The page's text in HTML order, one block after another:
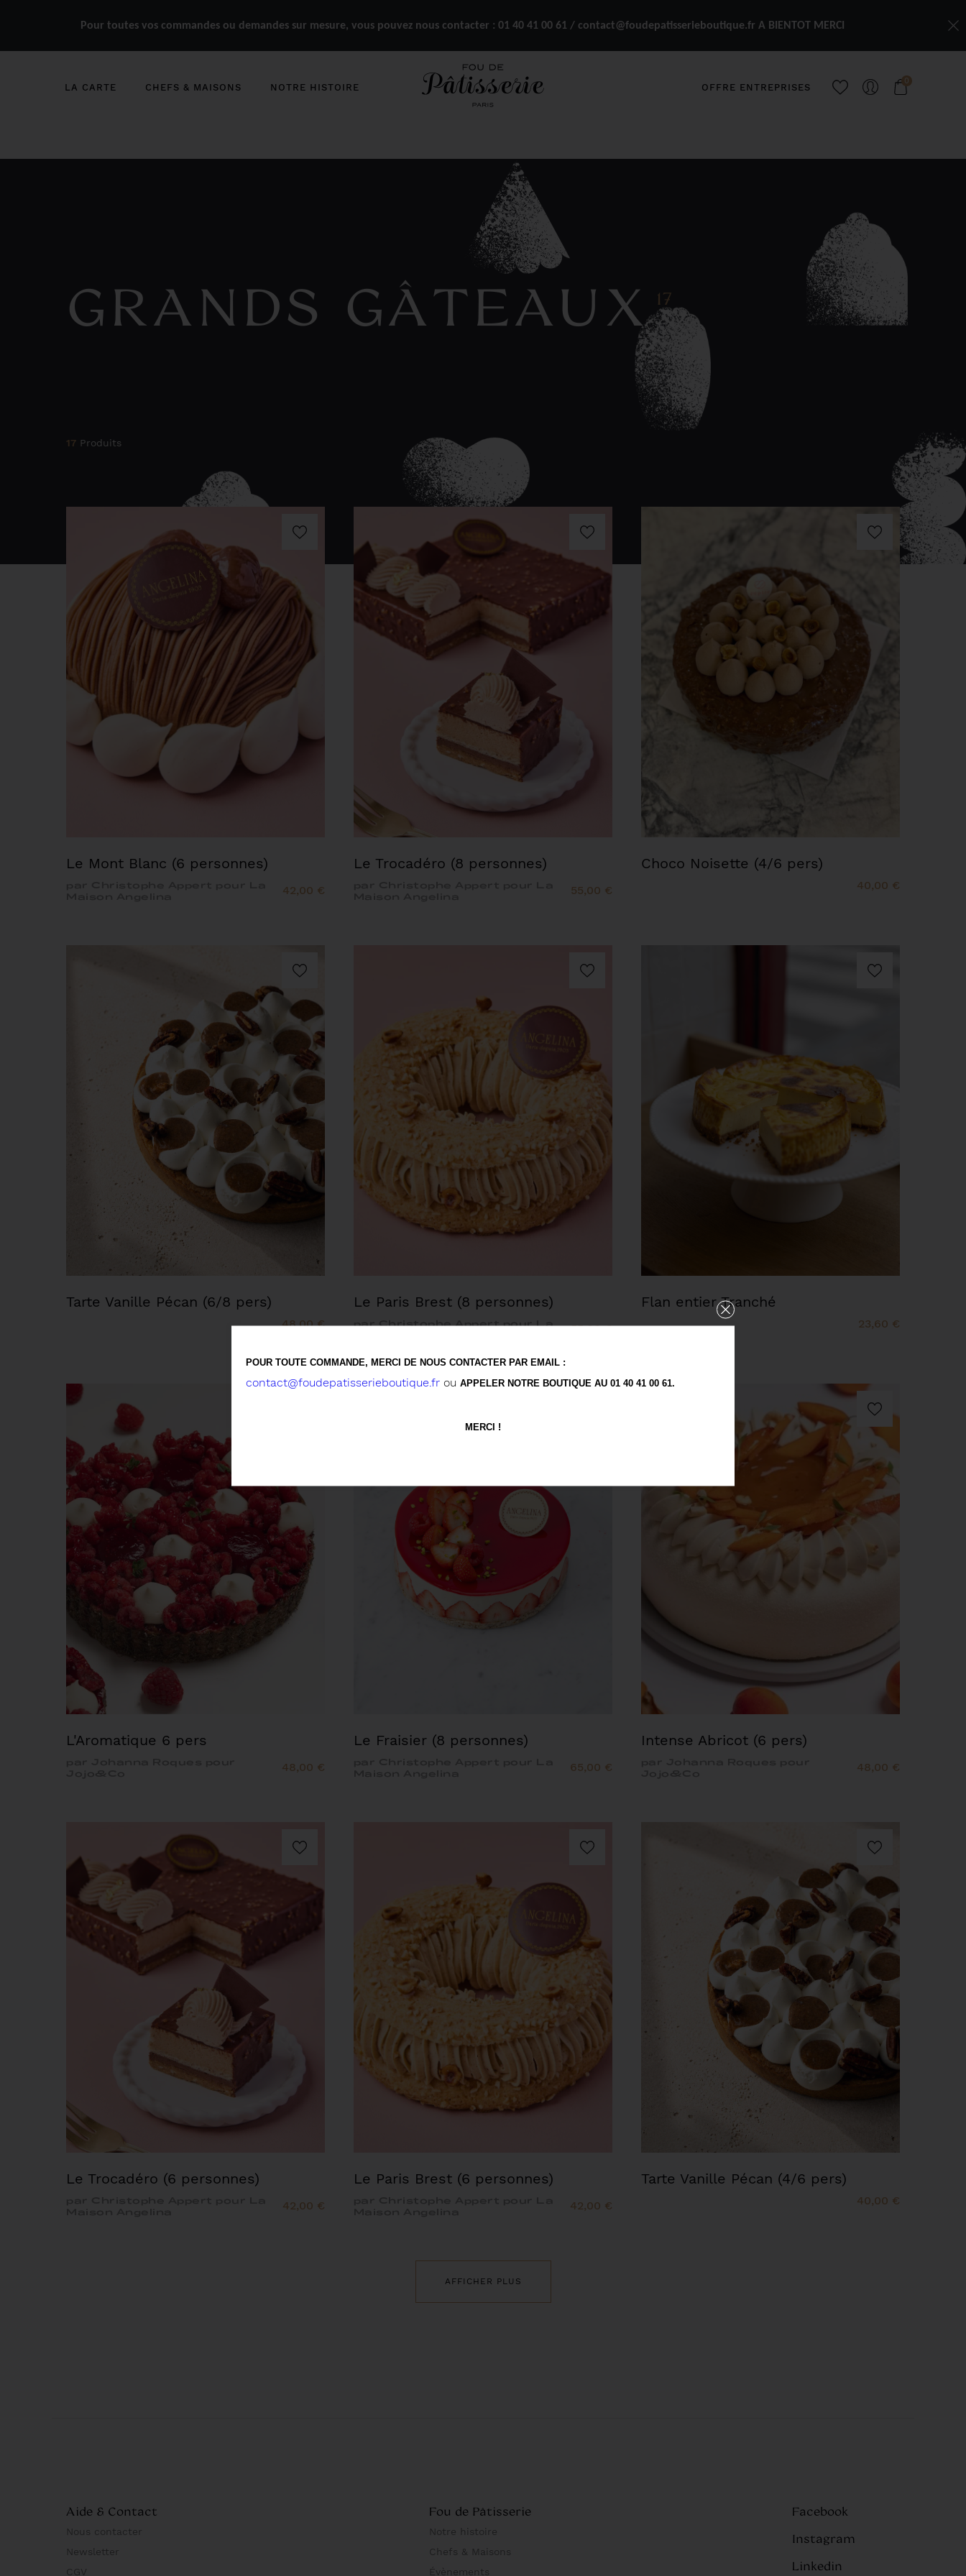
Pour toutes vos commandes ou demandes sur mesure, vous pouvez nous contacter : 01 40 41 00 61 / contact@foudepatisserieboutique.fr A BIENTOT MERCI
POUR TOUTE COMMANDE, MERCI DE NOUS CONTACTER PAR EMAIL :
contact@foudepatisserieboutique.fr ou APPELER NOTRE BOUTIQUE AU 01 40 41 00 61.
MERCI !
LA CARTE CHEFS & MAISONS NOTRE HISTOIRE OFFRE ENTREPRISES
0
GRANDS GÂTEAUX 17
17 Produits
Le Mont Blanc (6 personnes)
42,00 €
Le Trocadéro (8 personnes)
55,00 €
Choco Noisette (4/6 pers)
40,00 €
Tarte Vanille Pécan (6/8 pers)
48,00 €
Le Paris Brest (8 personnes)
par Christophe Appert pour La
55,00 €
Flan entier Tranché
23,60 €
L'Aromatique 6 pers
48,00 €
Le Fraisier (8 personnes)
65,00 €
Intense Abricot (6 pers)
48,00 €
Le Trocadéro (6 personnes)
42,00 €
Le Paris Brest (6 personnes)
42,00 €
Tarte Vanille Pécan (4/6 pers)
40,00 €
AFFICHER PLUS
Aide & Contact
Nous contacter
Newsletter
CGV
Fou de Pâtisserie
Notre histoire
Chefs & Maisons
Évènements
Facebook
Instagram
Linkedin